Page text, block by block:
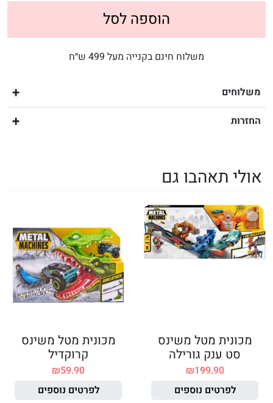
הוספה לסל
משלוח חינם בקנייה מעל 499 ש״ח
משלוחים
החזרות
אולי תאהבו גם
מכונית מטל משינס
סט ענק גורילה
₪199.90
לפרטים נוספים
מכונית מטל משינס
קרוקדיל
₪59.90
לפרטים נוספים